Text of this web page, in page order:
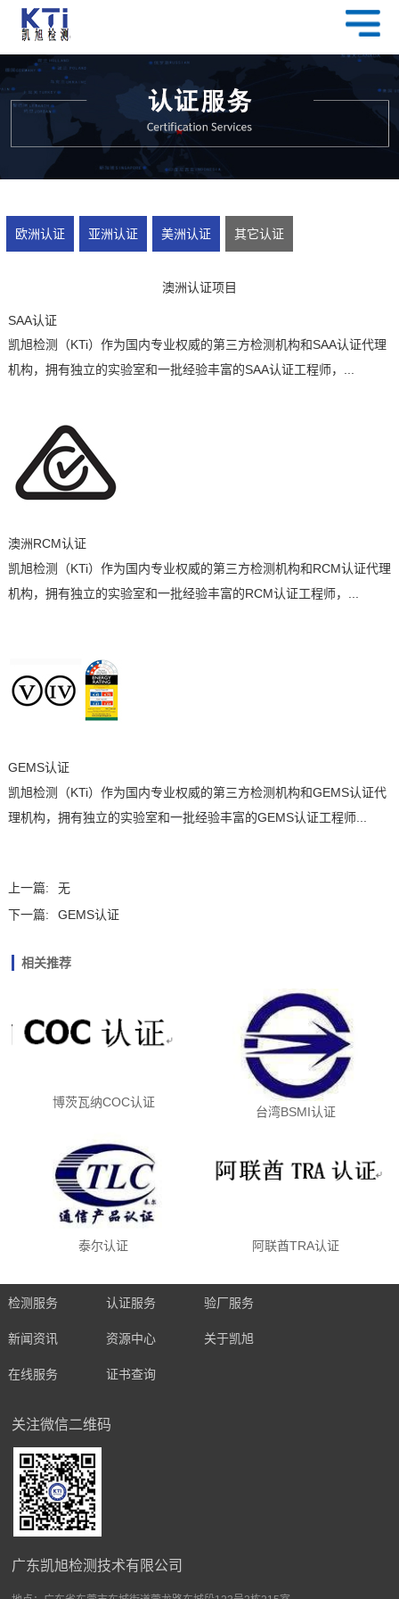
欧洲认证 亚洲认证 美洲认证 其它认证
澳洲认证项目
SAA认证
凯旭检测（KTi）作为国内专业权威的第三方检测机构和SAA认证代理
机构，拥有独立的实验室和一批经验丰富的SAA认证工程师，...
澳洲RCM认证
凯旭检测（KTi）作为国内专业权威的第三方检测机构和RCM认证代理
机构，拥有独立的实验室和一批经验丰富的RCM认证工程师，...
GEMS认证
凯旭检测（KTi）作为国内专业权威的第三方检测机构和GEMS认证代
理机构，拥有独立的实验室和一批经验丰富的GEMS认证工程师...
上一篇:
无
下一篇:
GEMS认证
相关推荐
博茨瓦纳COC认证
台湾BSMI认证
泰尔认证 阿联酋TRA认证
检测服务 认证服务 验厂服务
新闻资讯 资源中心 关于凯旭
在线服务 证书查询
关注微信二维码
广东凯旭检测技术有限公司